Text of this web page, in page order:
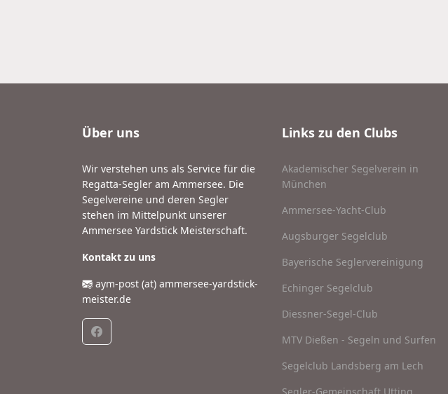
Über uns
Wir verstehen uns als Service für die
Regatta-Segler am Ammersee. Die
Segelvereine und deren Segler
stehen im Mittelpunkt unserer
Ammersee Yardstick Meisterschaft.
Kontakt zu uns
aym-post (at) ammersee-yardstick-
meister.de
Links zu den Clubs
Akademischer Segelverein in
München
Ammersee-Yacht-Club
Augsburger Segelclub
Bayerische Seglervereinigung
Echinger Segelclub
Diessner-Segel-Club
MTV Dießen - Segeln und Surfen
Segelclub Landsberg am Lech